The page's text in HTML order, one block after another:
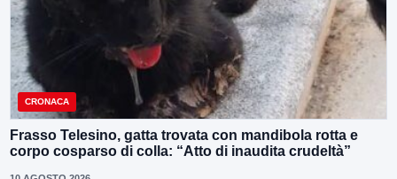
CRONACA
Frasso Telesino, gatta trovata con mandibola rotta e
corpo cosparso di colla: “Atto di inaudita crudeltà”